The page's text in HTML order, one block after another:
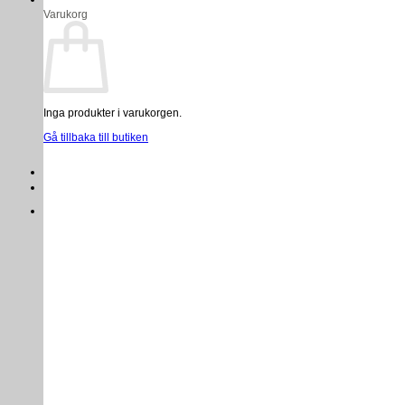
Varukorg
Inga produkter i varukorgen.
Gå tillbaka till butiken